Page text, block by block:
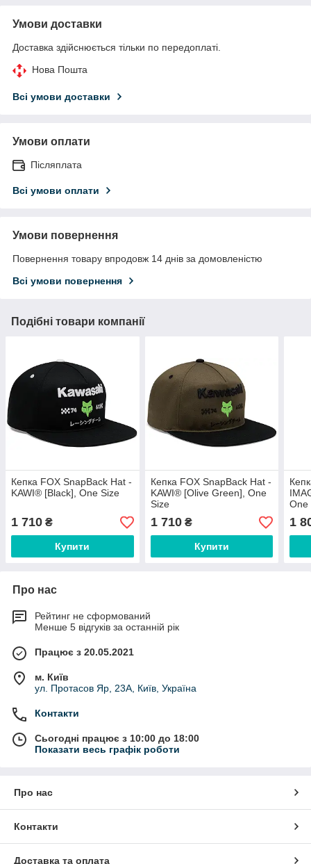
Умови доставки
Доставка здійснюється тільки по передоплаті.
Нова Пошта
Всі умови доставки
Умови оплати
Післяплата
Всі умови оплати
Умови повернення
Повернення товару впродовж 14 днів за домовленістю
Всі умови повернення
Подібні товари компанії
Кепка FOX SnapBack Hat -
KAWI® [Black], One Size
1 710 ₴
Купити
Кепка FOX SnapBack Hat -
KAWI® [Olive Green], One
Size
1 710₴
Купити
One
1
Про нас
Рейтинг не сформований
Менше 5 відгуків за останній рік
Працює з 20.05.2021
м. Київ
ул. Протасов Яр, 23А, Київ, Україна
Контакти
Сьогодні працює з 10:00 до 18:00
Показати весь графік роботи
Про нас
Контакти
Доставка та оплата